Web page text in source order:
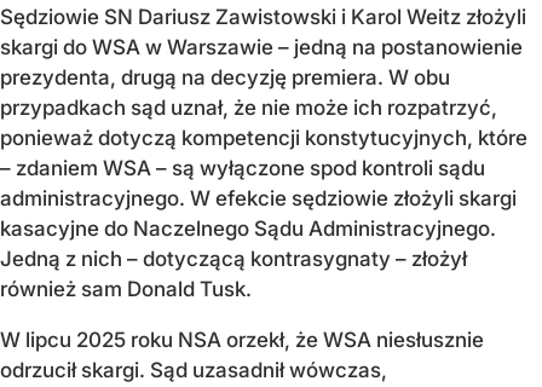
Sędziowie SN Dariusz Zawistowski i Karol Weitz złożyli
skargi do WSA w Warszawie – jedną na postanowienie
prezydenta, drugą na decyzję premiera. W obu
przypadkach sąd uznał, że nie może ich rozpatrzyć,
ponieważ dotyczą kompetencji konstytucyjnych, które
– zdaniem WSA – są wyłączone spod kontroli sądu
administracyjnego. W efekcie sędziowie złożyli skargi
kasacyjne do Naczelnego Sądu Administracyjnego.
Jedną z nich – dotyczącą kontrasygnaty – złożył
również sam Donald Tusk.
W lipcu 2025 roku NSA orzekł, że WSA niesłusznie
odrzucił skargi. Sąd uzasadnił wówczas,